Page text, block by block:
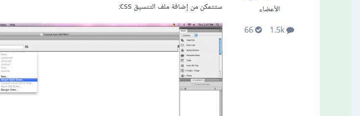
الأعضاء
ستتمكن من إضافة ملف التنسيق css: